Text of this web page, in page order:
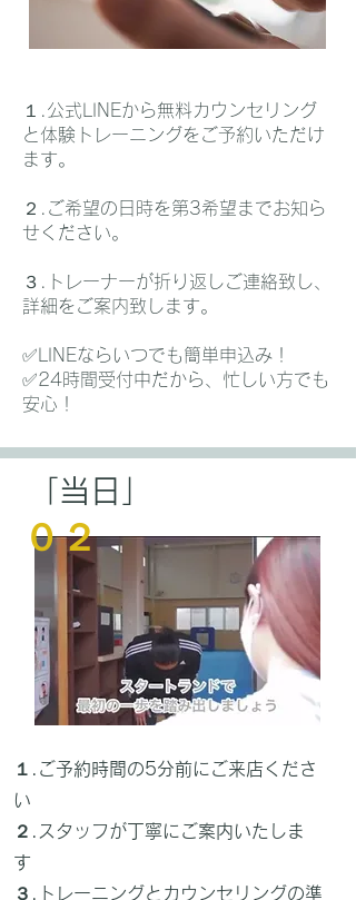
１.公式LINEから無料カウンセリング
と体験トレーニングをご予約いただけ
ます。
２.ご希望の日時を第3希望までお知ら
せください。
３.トレーナーが折り返しご連絡致し、
詳細をご案内致します。
✅LINEならいつでも簡単申込み！
​✅24時間受付中だから、忙しい方でも
安心！
「当日」
０２
１.ご予約時間の5分前にご来店くださ
い
２.スタッフが丁寧にご案内いたしま
す
３.トレーニングとカウンセリングの準